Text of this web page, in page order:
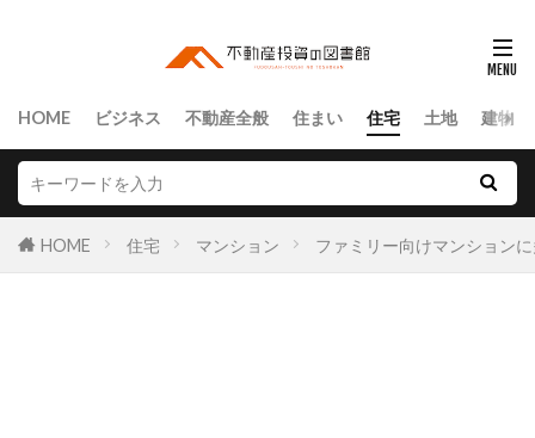
HOME ビジネス 不動産全般 住まい 住宅 土地 建物
HOME 住宅 マンション ファミリー向けマンション